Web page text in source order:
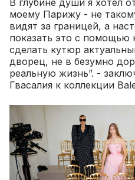
В глубине души я хотел
моему Парижу - не
видят за границей, а
показать это с помощью
сделать кутюр
дворец, не в безумно
реальную жизнь”. -
Гвасалия к коллекции